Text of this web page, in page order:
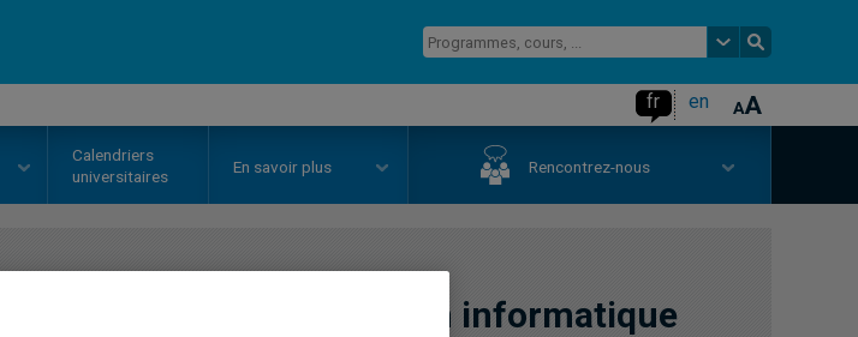
fr en
Calendriers
universitaires
En savoir plus Rencontrez-nous
Gestion de la fonction informatique